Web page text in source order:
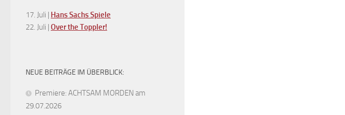
17. Juli | Hans Sachs Spiele
22. Juli | Over the Toppler!
NEUE BEITRÄGE IM ÜBERBLICK:
Premiere: ACHTSAM MORDEN am
29.07.2026